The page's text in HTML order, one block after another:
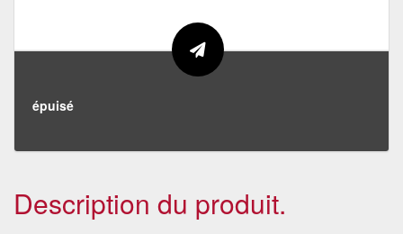
épuisé
Description du produit.